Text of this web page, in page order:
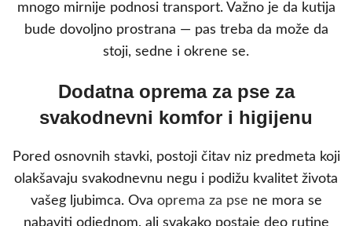
mnogo mirnije podnosi transport. Važno je da kutija
bude dovoljno prostrana — pas treba da može da
stoji, sedne i okrene se.
Dodatna oprema za pse za
svakodnevni komfor i higijenu
Pored osnovnih stavki, postoji čitav niz predmeta koji
olakšavaju svakodnevnu negu i podižu kvalitet života
vašeg ljubimca. Ova oprema za pse ne mora se
nabaviti odjednom, ali svakako postaje deo rutine